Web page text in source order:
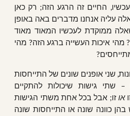
החיים זה הרגע הזה; רק כאן
עליה אנחנו מדברים באה באופן
שאלה ממוקדת לעכשיו המאוד מאוד
מהי איכות העשייה ברגע הזה? מהי
שני אופנים שונים של התייחסות
שתי גישות שיכולות להתקיים
או זו; אבל בכל אחת משתי הגישות
כוונה שונה או התייחסות שונה